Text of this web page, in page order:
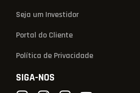
Seja um Investidor
Portal do Cliente
Política de Privacidade
SIGA-NOS